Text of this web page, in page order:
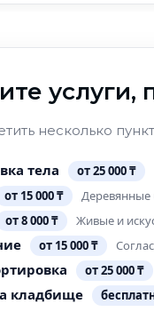
услуги,
несколько
тела от 25 000 ₸
от 15 000 ₸
от 8 000 ₸ Живые и
от 15 000 ₸
от 25 000 ₸
кладбище